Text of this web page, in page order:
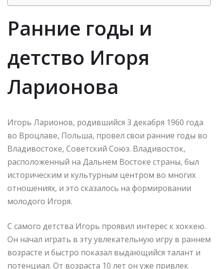
Ранние годы и
детство Игоря
Ларионова
Игорь Ларионов, родившийся 3 декабря 1960 года
во Вроцлаве, Польша, провел свои ранние годы во
Владивостоке, Советский Союз. Владивосток,
расположенный на Дальнем Востоке страны, был
историческим и культурным центром во многих
отношениях, и это сказалось на формировании
молодого Игоря.
С самого детства Игорь проявил интерес к хоккею.
Он начал играть в эту увлекательную игру в раннем
возрасте и быстро показал выдающийся талант и
потенциал. От возраста 10 лет он уже привлек